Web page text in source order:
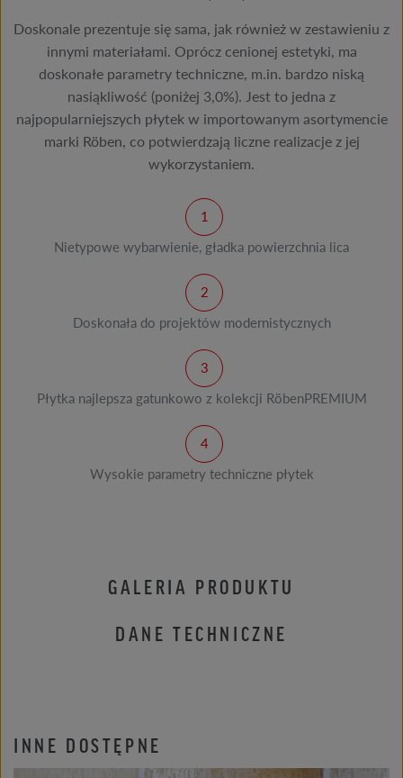
Doskonale prezentuje się sama, jak również w zestawieniu z
innymi materiałami. Oprócz cenionej estetyki, ma
doskonałe parametry techniczne, m.in. bardzo niską
nasiąkliwość (poniżej 3,0%). Jest to jedna z
najpopularniejszych płytek w importowanym asortymencie
marki Röben, co potwierdzają liczne realizacje z jej
wykorzystaniem.
Nietypowe wybarwienie, gładka powierzchnia lica
Doskonała do projektów modernistycznych
Płytka najlepsza gatunkowo z kolekcji RöbenPREMIUM
Wysokie parametry techniczne płytek
GALERIA PRODUKTU
DANE TECHNICZNE
INNE DOSTĘPNE